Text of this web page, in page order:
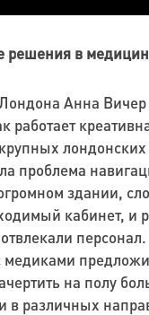
решения в
Анна Вичер
работает
проблема
здании,
кабинет, и
медиками
на полу
в различных